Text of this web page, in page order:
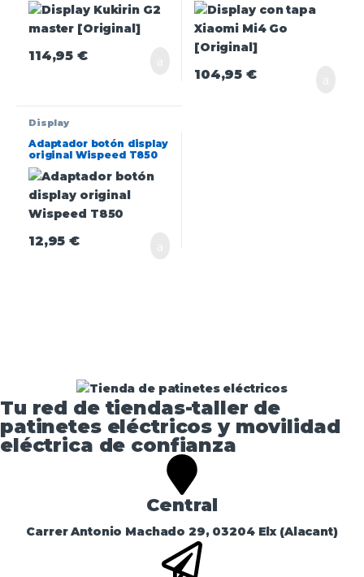
114,95€
104,95€
Display
Adaptador botón display
original Wispeed T850
12,95€
Tu red de tiendas-taller de
patinetes eléctricos y movilidad
eléctrica de confianza​
Central
Carrer Antonio Machado 29, 03204 Elx (Alacant)